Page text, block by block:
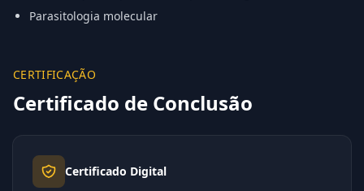
Parasitologia molecular
CERTIFICAÇÃO
Certificado de Conclusão
Certificado Digital